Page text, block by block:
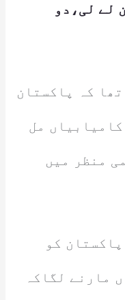
لے لی،دو
کہ پاکستان
مل
منظر میں
کو
مارنے لگاکہ